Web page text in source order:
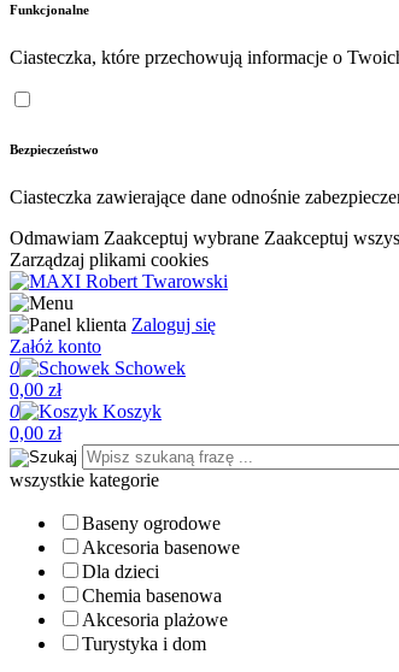
Funkcjonalne
Ciasteczka, które przechowują informacje o
Bezpieczeństwo
Ciasteczka zawierające dane odnośnie
Odmawiam Zaakceptuj wybrane Zaakceptuj
Zarządzaj plikami cookies
Zaloguj się
Załóż konto
0
Schowek
0,00 zł
0
Koszyk
0,00 zł
wszystkie kategorie
Baseny ogrodowe
Akcesoria basenowe
Dla dzieci
Chemia basenowa
Akcesoria plażowe
Turystyka i dom